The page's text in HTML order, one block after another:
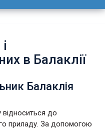
в Балаклії
Балаклія
відноситься до
приладу. За допомогою